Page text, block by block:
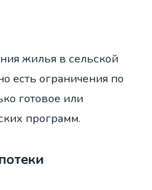
жилья в сельской
есть ограничения по
готовое или
программ.